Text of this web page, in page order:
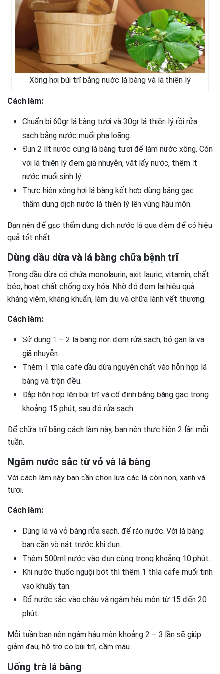
Xông hơi búi trĩ bằng nước lá bàng và lá thiên lý
Cách làm:
Chuẩn bị 60gr lá bàng tươi và 30gr lá thiên lý rồi rửa
sạch bằng nước muối pha loãng.
Đun 2 lít nước cùng lá bàng tươi để làm nước xông. Còn
với lá thiên lý đem giã nhuyễn, vắt lấy nước, thêm ít
nước muối sinh lý.
Thực hiện xông hơi lá bàng kết hợp dùng băng gạc
thấm dung dịch nước lá thiên lý lên vùng hậu môn.
Bạn nên để gạc thấm dung dịch nước lá qua đêm để có hiệu
quả tốt nhất.
Dùng dầu dừa và lá bàng chữa bệnh trĩ
Trong dầu dừa có chứa monolaurin, axit lauric, vitamin, chất
béo, hoạt chất chống oxy hóa. Nhờ đó đem lại hiệu quả
kháng viêm, kháng khuẩn, làm dịu và chữa lành vết thương.
Cách làm:
Sử dụng 1 – 2 lá bàng non đem rửa sạch, bỏ gân lá và
giã nhuyễn.
Thêm 1 thìa cafe dầu dừa nguyên chất vào hỗn hợp lá
bàng và trộn đều.
Đắp hỗn hợp lên búi trĩ và cố định bằng băng gạc trong
khoảng 15 phút, sau đó rửa sạch.
Để chữa trĩ bằng cách làm này, bạn nên thực hiện 2 lần mỗi
tuần.
Ngâm nước sắc từ vỏ và lá bàng
Với cách làm này bạn cần chọn lựa các lá còn non, xanh và
tươi.
Cách làm:
Dùng lá và vỏ bàng rửa sạch, để ráo nước. Với lá bàng
bạn cần vò nát trước khi đun.
Thêm 500ml nước vào đun cùng trong khoảng 10 phút.
Khi nước thuốc nguội bớt thì thêm 1 thìa cafe muối tinh
vào khuấy tan.
Đổ nước sắc vào chậu và ngâm hậu môn từ 15 đến 20
phút.
Mỗi tuần bạn nên ngâm hậu môn khoảng 2 – 3 lần sẽ giúp
giảm đau, hỗ trợ co búi trĩ, cầm máu.
Uống trà lá bàng